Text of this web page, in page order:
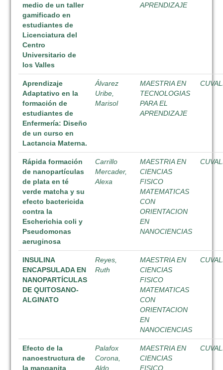
medio de un taller
gamificado en
estudiantes de
Licenciatura del
Centro
Universitario de
los Valles
APRENDIZAJE
Aprendizaje
Adaptativo en la
formación de
estudiantes de
Enfermería: Diseño
de un curso en
Lactancia Materna.
Álvarez
Uribe,
Marisol
MAESTRIA EN
TECNOLOGIAS
PARA EL
APRENDIZAJE
Rápida formación
de nanopartículas
de plata en té
verde matcha y su
efecto bactericida
contra la
Escherichia coli y
Pseudomonas
aeruginosa
Carrillo
Mercader,
Alexa
MAESTRIA EN
CIENCIAS
FISICO
MATEMATICAS
CON
ORIENTACION
EN
NANOCIENCIAS
INSULINA
ENCAPSULADA EN
NANOPARTÍCULAS
DE QUITOSANO-
ALGINATO
Reyes,
Ruth
MAESTRIA EN
CIENCIAS
FISICO
MATEMATICAS
CON
ORIENTACION
EN
NANOCIENCIAS
Efecto de la
nanoestructura de
la manganita
Palafox
Corona,
Aldo
MAESTRIA EN
CIENCIAS
FISICO